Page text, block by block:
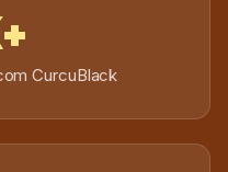
CurcuBlack